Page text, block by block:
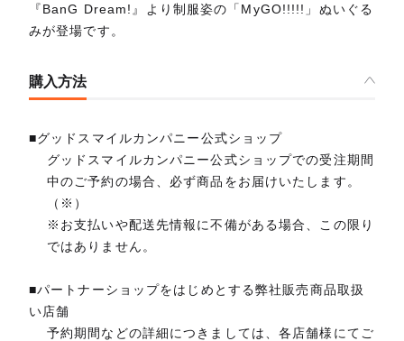
『BanG Dream!』より制服姿の「MyGO!!!!!」ぬいぐる
みが登場です。
購入方法
■グッドスマイルカンパニー公式ショップ
グッドスマイルカンパニー公式ショップでの受注期間
中のご予約の場合、必ず商品をお届けいたします。
（※）
※お支払いや配送先情報に不備がある場合、この限り
ではありません。
■パートナーショップをはじめとする弊社販売商品取扱
い店舗
予約期間などの詳細につきましては、各店舗様にてご